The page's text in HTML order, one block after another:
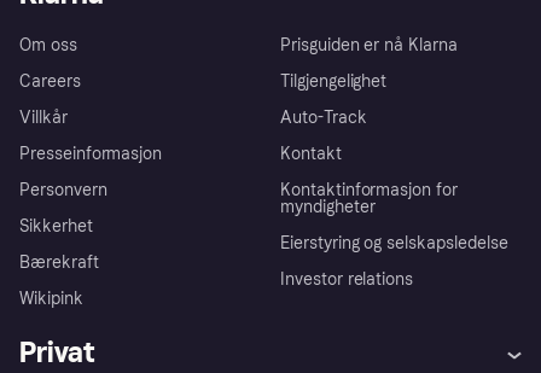
Om oss
Careers
Villkår
Presseinformasjon
Personvern
Sikkerhet
Bærekraft
Wikipink
Prisguiden er nå Klarna
Tilgjengelighet
Auto-Track
Kontakt
Kontaktinformasjon for
myndigheter
Eierstyring og selskapsledelse
Investor relations
Privat